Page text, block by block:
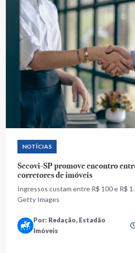
NOTÍCIAS
Secovi-SP promove encontro
corretores de imóveis
Ingressos custam entre R$ 100 e R$
Getty Images
Por: Redação, Estadão
Imóveis